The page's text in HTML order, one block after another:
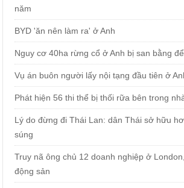
năm
BYD 'ăn nên làm ra' ở Anh
Nguy cơ 40ha rừng cổ ở Anh bị san bằng
Vụ án buôn người lấy nội tạng đầu tiên ở
Phát hiện 56 thi thể bị thối rữa bên trong
Lý do đừng đi Thái Lan: dân Thái sở hữu
súng
Truy nã ông chủ 12 doanh nghiệp ở
động sản